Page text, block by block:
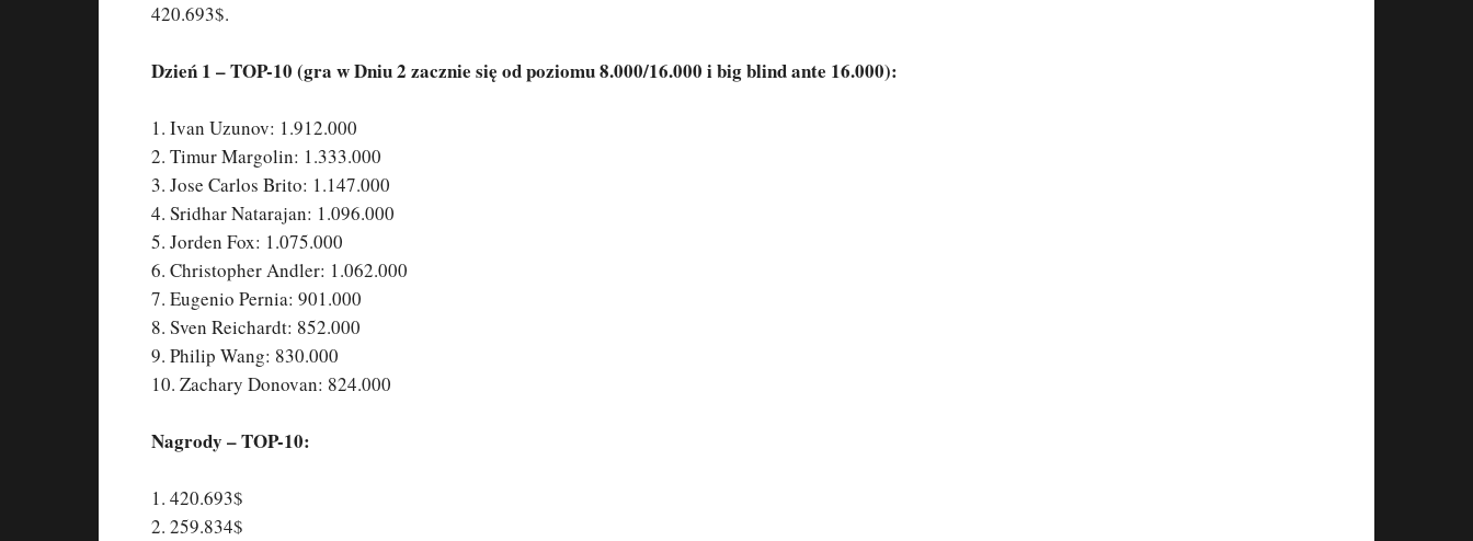
420.693$.
Dzień 1 – TOP-10 (gra w Dniu 2 zacznie się od poziomu 8.000/16.000 i big blind ante 16.000):
1. Ivan Uzunov: 1.912.000
2. Timur Margolin: 1.333.000
3. Jose Carlos Brito: 1.147.000
4. Sridhar Natarajan: 1.096.000
5. Jorden Fox: 1.075.000
6. Christopher Andler: 1.062.000
7. Eugenio Pernia: 901.000
8. Sven Reichardt: 852.000
9. Philip Wang: 830.000
10. Zachary Donovan: 824.000
Nagrody – TOP-10:
1. 420.693$
2. 259.834$